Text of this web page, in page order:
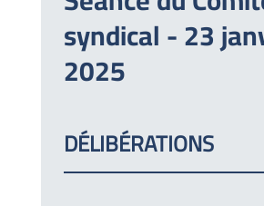
syndical - 23
2025
DÉLIBÉRATIONS